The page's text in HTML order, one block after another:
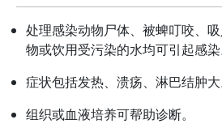
处理感染动物尸体、被蜱叮咬、
物或饮用受污染的水均可引起感染
症状包括发热、溃疡、淋巴结肿大
组织或血液培养可帮助诊断。